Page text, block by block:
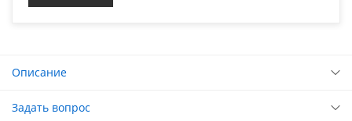
Описание
Задать вопрос